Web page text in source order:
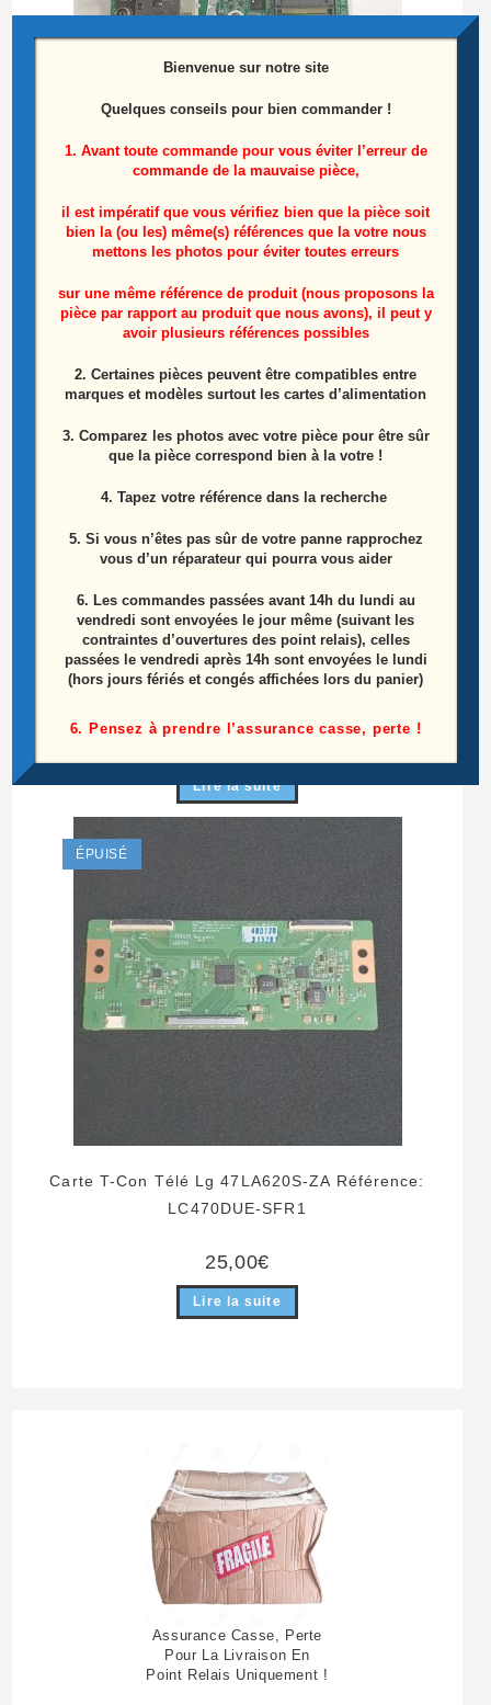
Carte Mère Télé Lg 47LA620S-ZA Référence:
EAX64797003 (1.2)
50,00€
ÉPUISÉ
Carte Mère Télé Lg 42LC55 Référence:
EAX35231403 (0)
Lire la suite
ÉPUISÉ
Carte T-Con Télé Lg 47LA620S-ZA Référence:
LC470DUE-SFR1
25,00€
Lire la suite
Assurance Casse, Perte
Pour La Livraison En
Point Relais Uniquement !
Bienvenue sur notre site
Quelques conseils pour bien commander !
1. Avant toute commande pour vous éviter l’erreur de
commande de la mauvaise pièce,
il est impératif que vous vérifiez bien que la pièce soit
bien la (ou les) même(s) références que la votre nous
mettons les photos pour éviter toutes erreurs
sur une même référence de produit (nous proposons la
pièce par rapport au produit que nous avons), il peut y
avoir plusieurs références possibles
2. Certaines pièces peuvent être compatibles entre
marques et modèles surtout les cartes d’alimentation
3. Comparez les photos avec votre pièce pour être sûr
que la pièce correspond bien à la votre !
4. Tapez votre référence dans la recherche
5. Si vous n’êtes pas sûr de votre panne rapprochez
vous d’un réparateur qui pourra vous aider
6. Les commandes passées avant 14h du lundi au
vendredi sont envoyées le jour même (suivant les
contraintes d’ouvertures des point relais), celles
passées le vendredi après 14h sont envoyées le lundi
(hors jours fériés et congés affichées lors du panier)
6. Pensez à prendre l’assurance casse, perte !